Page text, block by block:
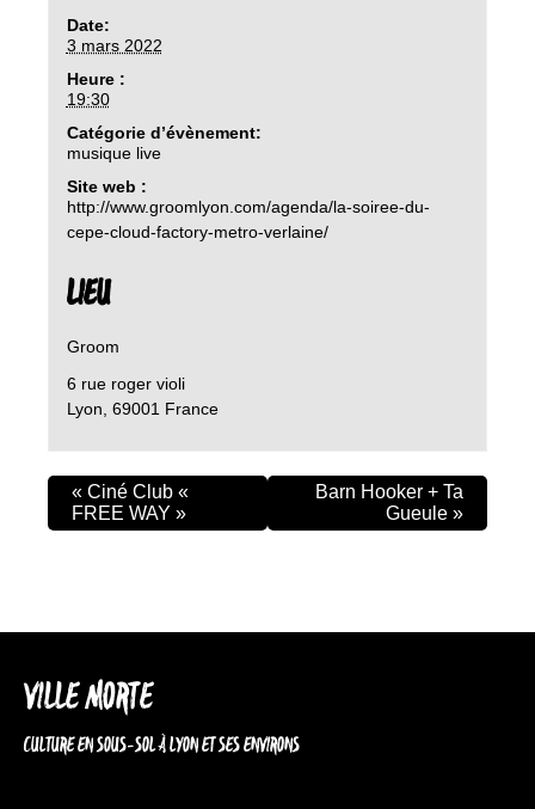
Date:
3 mars 2022
Heure :
19:30
Catégorie d’évènement:
musique live
Site web :
http://www.groomlyon.com/agenda/la-soiree-du-
cepe-cloud-factory-metro-verlaine/
LIEU
Groom
6 rue roger violi
Lyon 69001 France
« Ciné Club «
FREE WAY »
Barn Hooker + Ta
Gueule »
VILLE MORTE
CULTURE EN SOUS-SOL À LYON ET SES ENVIRONS